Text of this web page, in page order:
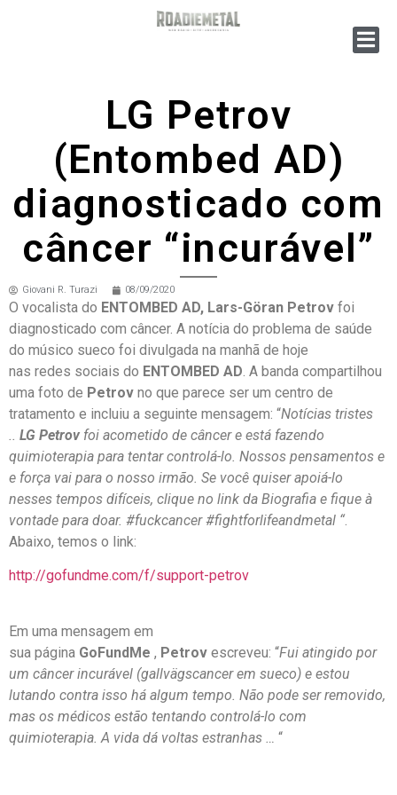
LG Petrov
(Entombed AD)
diagnosticado com
câncer “incurável”
Giovani R. Turazi 08/09/2020
O vocalista do ENTOMBED AD, Lars-Göran Petrov foi
diagnosticado com câncer. A notícia do problema de saúde
do músico sueco foi divulgada na manhã de hoje
nas redes sociais do ENTOMBED AD. A banda compartilhou
uma foto de Petrov no que parece ser um centro de
tratamento e incluiu a seguinte mensagem: “Notícias tristes
.. LG Petrov foi acometido de câncer e está fazendo
quimioterapia para tentar controlá-lo. Nossos pensamentos e
e força vai para o nosso irmão. Se você quiser apoiá-lo
nesses tempos difíceis, clique no link da Biografia e fique à
vontade para doar. #fuckcancer #fightforlifeandmetal “.
Abaixo, temos o link:
http://gofundme.com/f/support-petrov
Em uma mensagem em
sua página GoFundMe , Petrov escreveu: “Fui atingido por
um câncer incurável (gallvägscancer em sueco) e estou
lutando contra isso há algum tempo. Não pode ser removido,
mas os médicos estão tentando controlá-lo com
quimioterapia. A vida dá voltas estranhas …
“